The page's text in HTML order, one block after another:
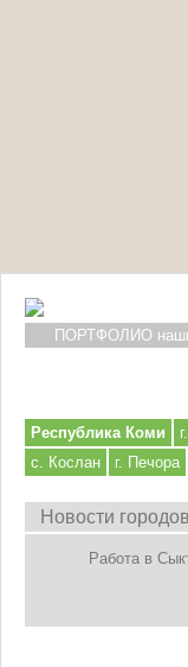
ПОРТФОЛИО
Республика Коми
с. Кослан
г. Печора
Новости городов
Работа в